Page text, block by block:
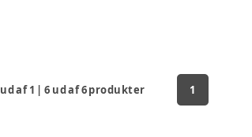
ud af1 |6 ud af6produkter 1